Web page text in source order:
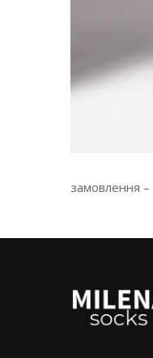
замовлення –